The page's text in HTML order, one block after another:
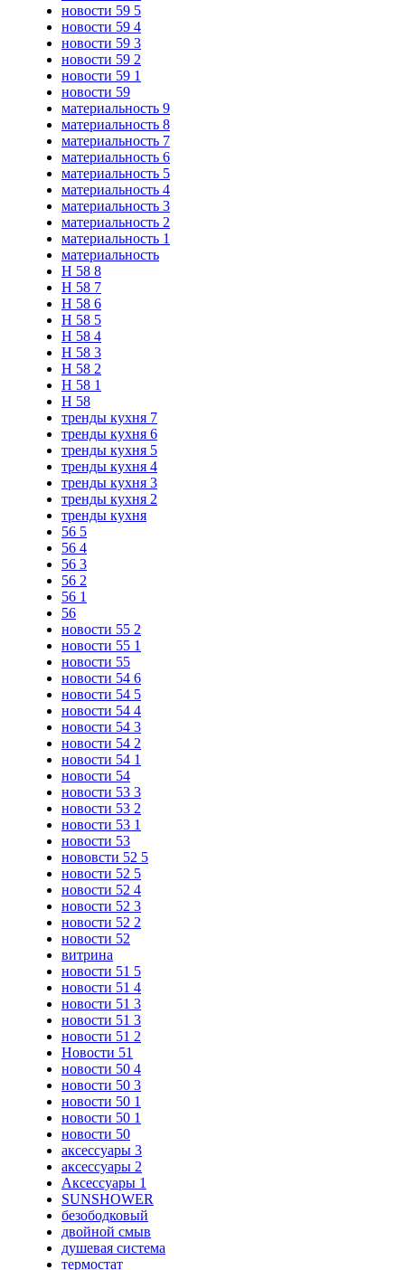
новости 59 5
новости 59 4
новости 59 3
новости 59 2
новости 59 1
новости 59
материальность 9
материальность 8
материальность 7
материальность 6
материальность 5
материальность 4
материальность 3
материальность 2
материальность 1
материальность
Н 58 8
Н 58 7
Н 58 6
Н 58 5
Н 58 4
Н 58 3
Н 58 2
Н 58 1
Н 58
тренды кухня 7
тренды кухня 6
тренды кухня 5
тренды кухня 4
тренды кухня 3
тренды кухня 2
тренды кухня
56 5
56 4
56 3
56 2
56 1
56
новости 55 2
новости 55 1
новости 55
новости 54 6
новости 54 5
новости 54 4
новости 54 3
новости 54 2
новости 54 1
новости 54
новости 53 3
новости 53 2
новости 53 1
новости 53
нововсти 52 5
новости 52 5
новости 52 4
новости 52 3
новости 52 2
новости 52
витрина
новости 51 5
новости 51 4
новости 51 3
новости 51 3
новости 51 2
Новости 51
новости 50 4
новости 50 3
новости 50 1
новости 50 1
новости 50
аксессуары 3
аксессуары 2
Аксессуары 1
SUNSHOWER
безободковый
двойной смыв
душевая система
термостат